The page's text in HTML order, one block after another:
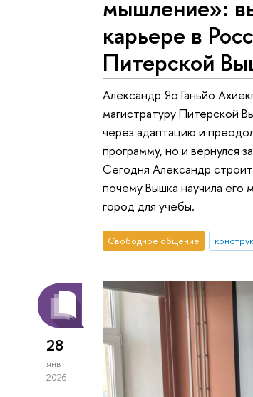
мышление»:
карьере в
Питерской
Александр Яо Ганьйо
магистратуру Питерской
через адаптацию и
программу, но и вернулся
Сегодня Александр
почему Вышка научила его
город для учебы.
Свободное общение
28
янв
2026